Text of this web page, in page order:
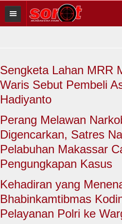
Sengketa Lahan MRR
Waris Sebut Pembeli
Hadiyanto
Perang Melawan
Digencarkan, Satres
Pelabuhan Makassar
Pengungkapan Kasus
Kehadiran yang
Bhabinkamtibmas
Pelayanan Polri ke